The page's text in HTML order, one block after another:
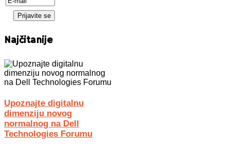
Najčitanije
Upoznajte digitalnu
dimenziju novog
normalnog na Dell
Technologies Forumu